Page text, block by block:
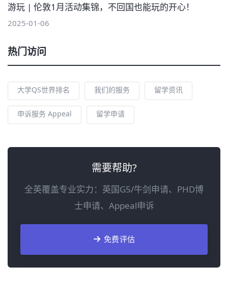
游玩 | 伦敦1月活动集锦，不回国也能玩的开心！
2025-01-06
热门访问
大学QS世界排名 我们的服务 留学资讯
申诉服务 Appeal 留学申请
需要帮助?
全英覆盖专业实力：英国G5/牛剑申请、PHD博
士申请、Appeal申诉
免费评估